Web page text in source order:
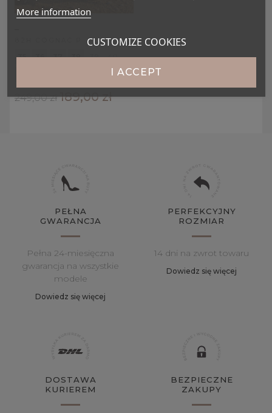
35 36 37 38 39
40
249,00 zł 189,00 zł
PEŁNA
GWARANCJA
Pełna 24-miesięczna
gwarancja na wszystkie
modele
Dowiedz się więcej
PERFEKCYJNY
ROZMIAR
14 dni na zwrot towaru
Dowiedz się więcej
DOSTAWA
KURIEREM
BEZPIECZNE
ZAKUPY
More information
CUSTOMIZE COOKIES
I ACCEPT